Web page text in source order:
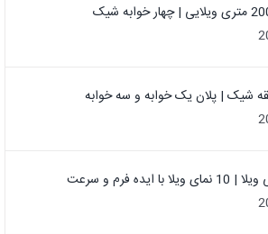
شیک | پلان یک خوابه و سه خوابه
ایده فرم و سرعت